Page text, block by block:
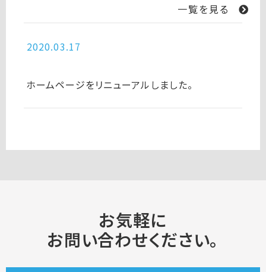
一覧を見る
2020.03.17
ホームページをリニューアルしました。
お気軽に
お問い合わせください。